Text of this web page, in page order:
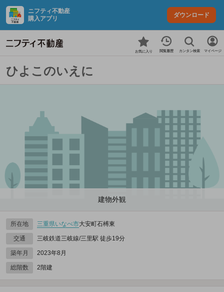
ニフティ不動産
購入アプリ
ダウンロード
お気に入り 閲覧履歴 カンタン検索 マイページ
ひよこのいえに
建物外観
所在地 三重県いなべ市大安町石榑東
交通 三岐鉄道三岐線/三里駅 徒歩19分
築年月 2023年8月
総階数 2階建